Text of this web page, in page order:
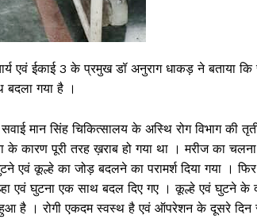
एवं ईकाई 3 के प्रमुख डॉ अनुराग धाकड़ ने बताया कि
बदला गया है ।
मान सिंह चिकित्सालय के अस्थि रोग विभाग की
कारण पूरी तरह ख़राब हो गया था । मरीज का
एवं कूल्हे का जोड़ बदलने का परामर्श दिया गया । फिर
एवं घुटना एक साथ बदल दिए गए । कूल्हे एवं घुटने के
है । रोगी एकदम स्वस्थ है एवं ऑपरेशन के दूसरे